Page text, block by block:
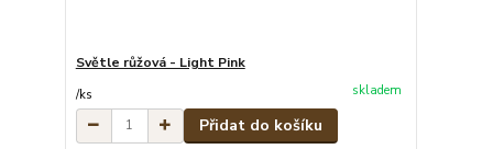
Světle růžová - Light Pink
/ks skladem
Přidat do košíku